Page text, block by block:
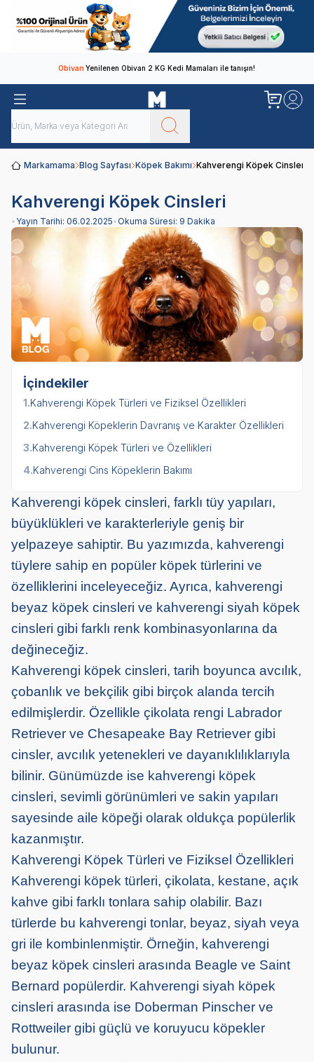
ObivanYenilenen Obivan 2 KG Kedi Mamaları ile tanışın!
Markamama Blog Sayfası Köpek Bakımı Kahverengi Köpek Cinsleri
Kahverengi Köpek Cinsleri
• Yayın Tarihi: 06.02.2025•Okuma Süresi: 9 Dakika
İçindekiler
1.Kahverengi Köpek Türleri ve Fiziksel Özellikleri
2.Kahverengi Köpeklerin Davranış ve Karakter Özellikleri
3.Kahverengi Köpek Türleri ve Özellikleri
4.Kahverengi Cins Köpeklerin Bakımı
Kahverengi köpek cinsleri, farklı tüy yapıları,
büyüklükleri ve karakterleriyle geniş bir
yelpazeye sahiptir. Bu yazımızda, kahverengi
tüylere sahip en popüler köpek türlerini ve
özelliklerini inceleyeceğiz. Ayrıca, kahverengi
beyaz köpek cinsleri ve kahverengi siyah köpek
cinsleri gibi farklı renk kombinasyonlarına da
değineceğiz.
Kahverengi köpek cinsleri, tarih boyunca avcılık,
çobanlık ve bekçilik gibi birçok alanda tercih
edilmişlerdir. Özellikle çikolata rengi Labrador
Retriever ve Chesapeake Bay Retriever gibi
cinsler, avcılık yetenekleri ve dayanıklılıklarıyla
bilinir. Günümüzde ise kahverengi köpek
cinsleri, sevimli görünümleri ve sakin yapıları
sayesinde aile köpeği olarak oldukça popülerlik
kazanmıştır.
Kahverengi Köpek Türleri ve Fiziksel Özellikleri
Kahverengi köpek türleri, çikolata, kestane, açık
kahve gibi farklı tonlara sahip olabilir. Bazı
türlerde bu kahverengi tonlar, beyaz, siyah veya
gri ile kombinlenmiştir. Örneğin, kahverengi
beyaz köpek cinsleri arasında Beagle ve Saint
Bernard popülerdir. Kahverengi siyah köpek
cinsleri arasında ise Doberman Pinscher ve
Rottweiler gibi güçlü ve koruyucu köpekler
bulunur.